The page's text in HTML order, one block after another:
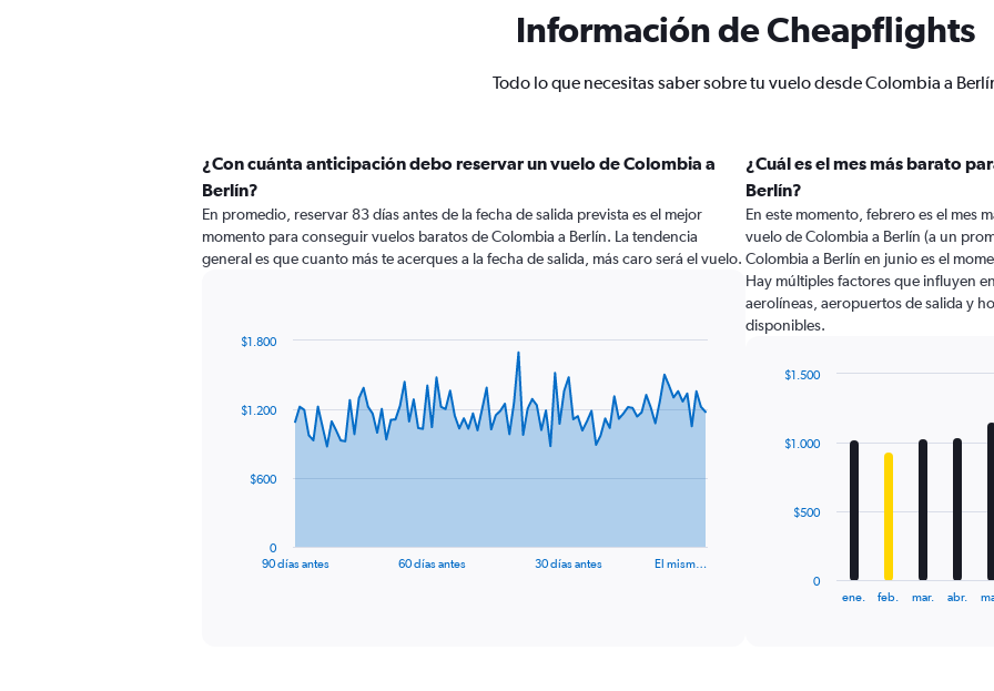
Información de Cheapflights
Todo lo que necesitas saber sobre tu vuelo desde Colombia a
¿Con cuánta anticipación debo reservar un vuelo de Colombia a
Berlín?
En promedio, reservar 83 días antes de la fecha de salida prevista es el mejor
momento para conseguir vuelos baratos de Colombia a Berlín. La tendencia
general es que cuanto más te acerques a la fecha de salida, más caro será el vuelo.
data
The
90 días antes 60 días antes 30 días antes El mism…
0
$600
$1.200
$1.800
¿Cuál es el mes más barato
Berlín?
En este momento, febrero es el mes
vuelo de Colombia a Berlín (a un
Colombia a Berlín en junio es el
Hay múltiples factores que influyen
aerolíneas, aeropuertos de salida y
disponibles.
12
The
ene. feb. mar. abr.
0
$500
$1.000
$1.500